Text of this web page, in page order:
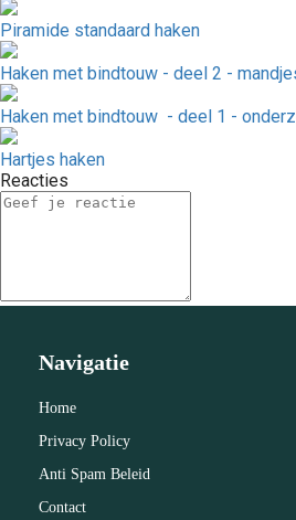
Piramide standaard haken
Haken met bindtouw - deel 2 -
Haken met bindtouw - deel 1 -
Hartjes haken
Reacties
Navigatie
Home
Privacy Policy
Anti Spam Beleid
Contact